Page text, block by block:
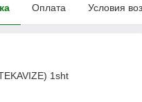
Оплата Условия
1sht